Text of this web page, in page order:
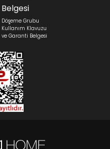
Döşeme Grubu
Kullanım Klavuzu
ve Garanti Belgesi